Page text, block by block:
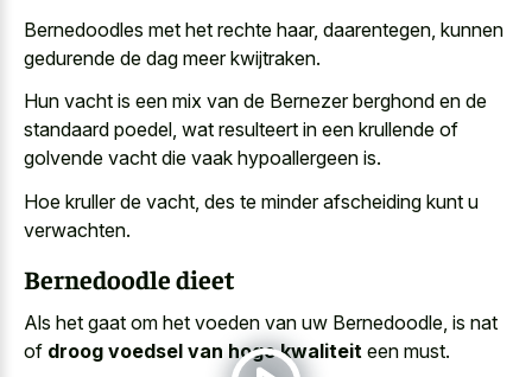
Bernedoodles met het rechte haar, daarentegen, kunnen
gedurende de dag meer kwijtraken.
Hun vacht is een mix van de Bernezer berghond en de
standaard poedel, wat resulteert in een krullende of
golvende vacht die vaak hypoallergeen is.
Hoe kruller de vacht, des te minder afscheiding kunt u
verwachten.
Bernedoodle dieet
Als het gaat om het voeden van uw Bernedoodle, is nat
of droog voedsel van hoge kwaliteit een must.